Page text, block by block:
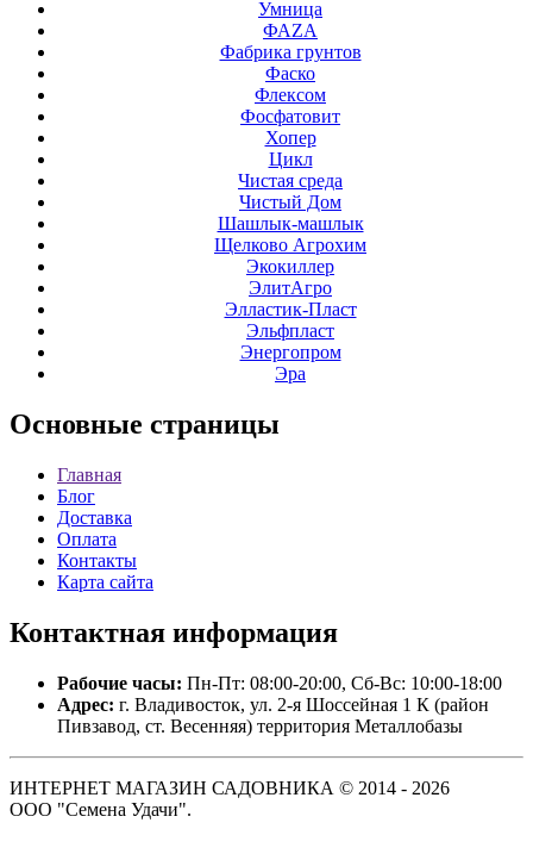
Умница
ФАZА
Фабрика грунтов
Фаско
Флексом
Фосфатовит
Хопер
Цикл
Чистая среда
Чистый Дом
Шашлык-машлык
Щелково Агрохим
Экокиллер
ЭлитАгро
Элластик-Пласт
Эльфпласт
Энергопром
Эра
Основные страницы
Главная
Блог
Доставка
Оплата
Контакты
Карта сайта
Контактная информация
Рабочие часы: Пн-Пт: 08:00-20:00, Сб-Вс: 10:00-18:00
Адрес: г. Владивосток, ул. 2-я Шоссейная 1 К (район
Пивзавод, ст. Весенняя) территория Металлобазы
ИНТЕРНЕТ МАГАЗИН САДОВНИКА © 2014 - 2026
ООО "Семена Удачи".